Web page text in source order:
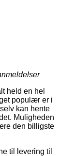
held en hel
populær er i
kan hente
Muligheden
den billigste
til levering til